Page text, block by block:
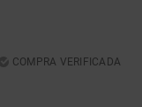
COMPRA VERIFICADA